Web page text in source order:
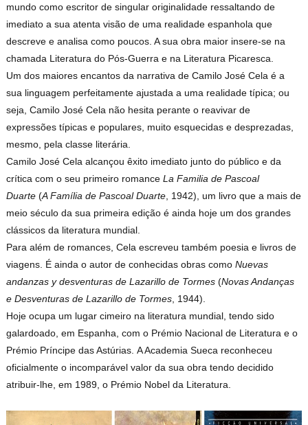
mundo como escritor de singular originalidade ressaltando de
imediato a sua atenta visão de uma realidade espanhola que
descreve e analisa como poucos. A sua obra maior insere-se na
chamada Literatura do Pós-Guerra e na Literatura Picaresca.
Um dos maiores encantos da narrativa de Camilo José Cela é a
sua linguagem perfeitamente ajustada a uma realidade típica; ou
seja, Camilo José Cela não hesita perante o reavivar de
expressões típicas e populares, muito esquecidas e desprezadas,
mesmo, pela classe literária.
Camilo José Cela alcançou êxito imediato junto do público e da
crítica com o seu primeiro romanceLa Familia de Pascoal
Duarte (A Família de Pascoal Duarte , 1942), um livro que a mais de
meio século da sua primeira edição é ainda hoje um dos grandes
clássicos da literatura mundial.
Para além de romances, Cela escreveu também poesia e livros de
viagens. É ainda o autor de conhecidas obras comoNuevas
andanzas y desventuras de Lazarillo de Tormes (Novas Andanças
e Desventuras de Lazarillo de Tormes , 1944).
Hoje ocupa um lugar cimeiro na literatura mundial, tendo sido
galardoado, em Espanha, com o Prémio Nacional de Literatura e o
Prémio Príncipe das Astúrias. A Academia Sueca reconheceu
oficialmente o incomparável valor da sua obra tendo decidido
atribuir-lhe, em 1989, o Prémio Nobel da Literatura.